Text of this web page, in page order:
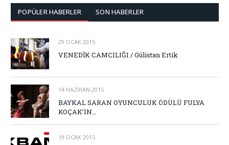
POPÜLER HABERLER SON HABERLER
29 OCAK 2015
VENEDİK CAMCILIĞI / Gülistan Ertik
14 HAZIRAN 2015
BAYKAL SARAN OYUNCULUK ÖDÜLÜ FULYA
KOÇAK’IN…
19 OCAK 2015